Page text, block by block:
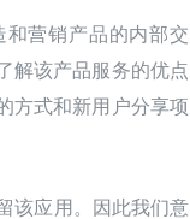
和营销产品的内部交
解该产品服务的优点
方式和新用户分享项
该应用。因此我们意